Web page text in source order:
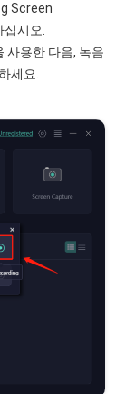
Screen
십시오.
사용한 다음, 녹음
세요.